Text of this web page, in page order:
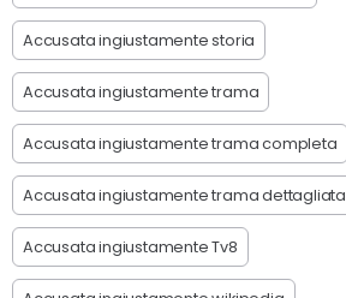
Accusata ingiustamente storia
Accusata ingiustamente trama
Accusata ingiustamente trama completa
Accusata ingiustamente trama dettagliata
Accusata ingiustamente Tv8